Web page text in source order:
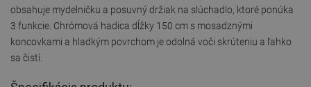
obsahuje mydelničku a posuvný držiak na slúchadlo, ktoré ponúka
3 funkcie. Chrómová hadica dĺžky 150 cm s mosadznými
koncovkami a hladkým povrchom je odolná voči skrúteniu a ľahko
sa čistí.